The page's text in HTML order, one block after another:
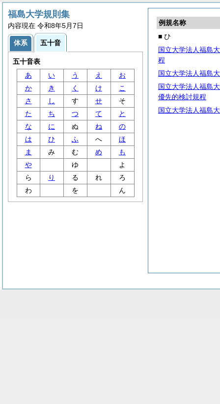
例規名称
■ ひ
国立大学法人福島
程
国立大学法人福島
国立大学法人福島
優先的検討規程
国立大学法人福島
福島大学規則集
内容現在 令和8年5月7日
体系 五十音
五十音表
あ
い う え
お
か
き く け
こ
さ
し す せ
そ
た
ち つ て
と
な
に ぬ ね
の
は
ひ ふ へ
ほ
ま
み む め
も
や
ゆ
よ
ら
り る れ
ろ
わ
を ん